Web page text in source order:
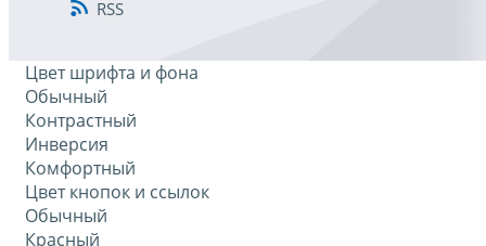
RSS
Цвет шрифта и фона
Обычный
Контрастный
Инверсия
Комфортный
Цвет кнопок и ссылок
Обычный
Красный